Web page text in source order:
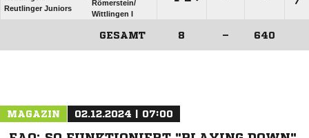
Reutlinger Juniors
Römerstein/​
Wittlingen I
GESAMT 8 – 640
MAGAZIN 02.12.2024 | 07:00